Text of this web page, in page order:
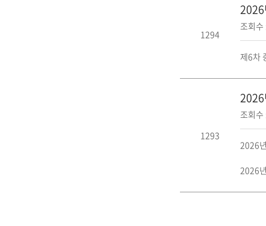
1294
조회
제6차
1293
2026
조회
2026
2026